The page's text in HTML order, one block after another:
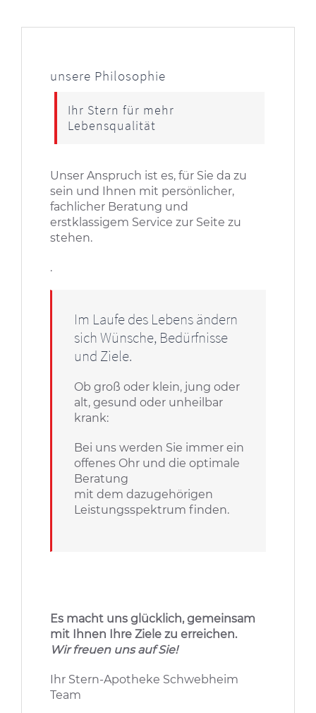
unsere Philosophie
Ihr Stern für mehr
Lebensqualität
Unser Anspruch ist es, für Sie da zu
sein und Ihnen mit persönlicher,
fachlicher Beratung und
erstklassigem Service zur Seite zu
stehen.
.
Im Laufe des Lebens ändern
sich Wünsche, Bedürfnisse
und Ziele.
Ob groß oder klein, jung oder
alt, gesund oder unheilbar
krank:
Bei uns werden Sie immer ein
offenes Ohr und die optimale
Beratung
mit dem dazugehörigen
Leistungsspektrum finden.
Es macht uns glücklich, gemeinsam
mit Ihnen
Ihre Ziele zu erreichen.
Wir freuen uns auf Sie!
Ihr Stern-Apotheke Schwebheim
Team